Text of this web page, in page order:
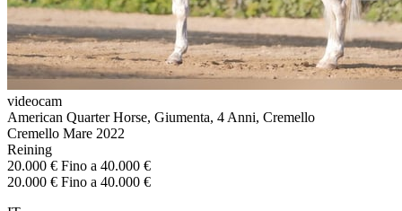
videocam
American Quarter Horse, Giumenta, 4 Anni, Cremello
Cremello Mare 2022
Reining
20.000 € Fino a 40.000 €
20.000 € Fino a 40.000 €